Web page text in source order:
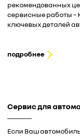
рекомендованных
сервисные работы –
ключевых деталей
подробнее
Сервис для
Если Ваш